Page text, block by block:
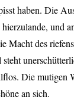
haben. Die
und
Macht des
Die mutigen
an sich.